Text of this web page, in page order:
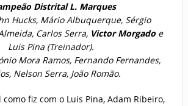
Distrital L. Marques
Hucks, Mário Albuquerque, Sérgio
Carlos Serra, Victor Morgadoe
Luis Pina (Treinador).
Mora Ramos, Fernando Fernandes,
Nelson Serra, João Romão.
fiz com o Luis Pina, Adam Ribeiro,